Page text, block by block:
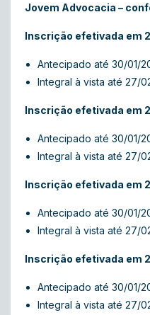
Jovem Advocacia –
Inscrição efetivada em
Antecipado até 30/01/
Integral à vista até 27/
Inscrição efetivada em
Antecipado até 30/01/
Integral à vista até 27/
Inscrição efetivada em
Antecipado até 30/01/
Integral à vista até 27/
Inscrição efetivada em
Antecipado até 30/01/
Integral à vista até 27/